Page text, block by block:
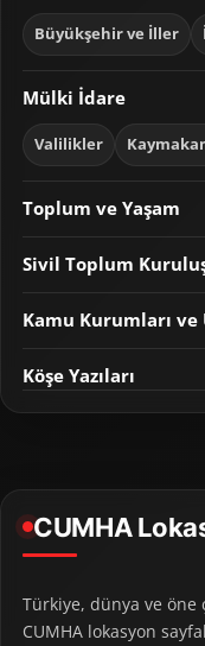
Büyükşehir ve İller
Mülki İdare
Valilikler
Toplum ve Yaşam
Sivil Toplum
Kamu Kurumları
Köşe Yazıları
CUMHA
Türkiye, dünya ve öne
CUMHA lokasyon